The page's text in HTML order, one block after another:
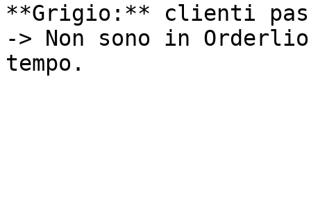
**Grigio:** clienti
-> Non sono in